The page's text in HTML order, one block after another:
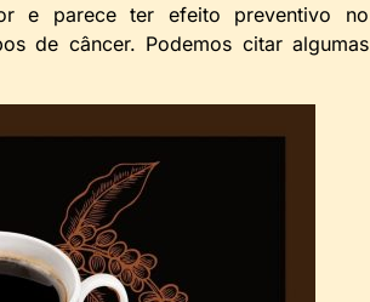
e parece ter efeito preventivo no
de câncer. Podemos citar algumas